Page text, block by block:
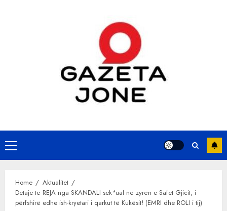
Primary
Menu
Home
Aktualitet
Detaje të REJA nga SKANDALI sek*ual në zyrën e Safet Gjicit, i
përfshirë edhe ish-kryetari i qarkut të Kukësit! (EMRI dhe ROLI i tij)